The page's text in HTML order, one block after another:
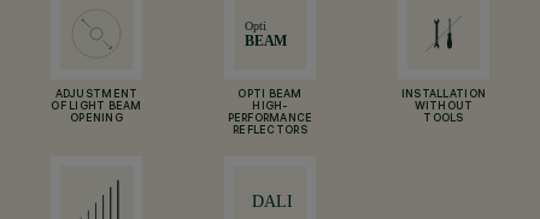
ADJUSTMENT
OF LIGHT BEAM
OPENING
OPTI BEAM
HIGH-
PERFORMANCE
REFLECTORS
INSTALLATION
WITHOUT
TOOLS